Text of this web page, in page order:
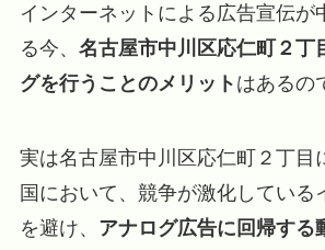
インターネットによる広告宣伝が
る今、 名古屋市中川区応仁町２丁
グを行うことのメリット はあるの
実は名古屋市中川区応仁町２丁目
国において、競争が激化している
を避け、 アナログ広告に回帰する